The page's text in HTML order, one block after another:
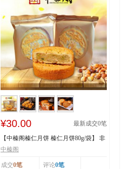
¥30.00 最新成交0笔
【中榛阁榛仁月饼 榛仁月饼80g/袋】 非
遗工艺 榛香...
中榛阁
成交0笔 评论0笔